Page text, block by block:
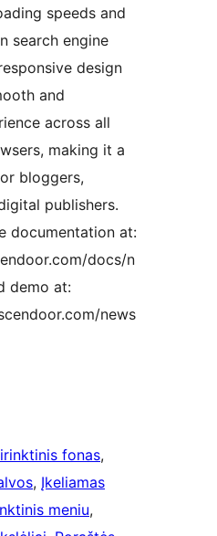
speeds and
search engine
design
and
across all
making it a
bloggers,
publishers.
documentation at:
docs/n
demo at:
news
fonas
, Įkeliamas
meniu